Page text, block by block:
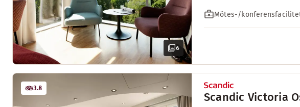
6
Mötes-/
3.8
Scandic Victoria